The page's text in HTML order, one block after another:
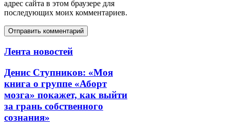
адрес сайта в этом браузере для
последующих моих комментариев.
Лента новостей
Денис Ступников: «Моя
книга о группе «Аборт
мозга» покажет, как выйти
за грань собственного
сознания»